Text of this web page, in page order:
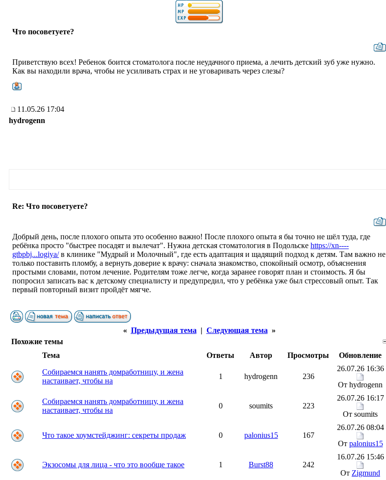
Что посоветуете?
Приветствую всех! Ребенок боится стоматолога после неудачного приема, а лечить детский зуб уже нужно.
Как вы находили врача, чтобы не усиливать страх и не уговаривать через слезы?
11.05.26 17:04
hydrogenn
Re: Что посоветуете?
Добрый день, после плохого опыта это особенно важно! После плохого опыта я бы точно не шёл туда, где
ребёнка просто "быстрее посадят и вылечат". Нужна детская стоматология в Подольске https://xn----
gtbpbj...logiya/в клинике "Мудрый и Молочный", где есть адаптация и щадящий подход к детям. Там важно не
только поставить пломбу, а вернуть доверие к врачу: сначала знакомство, спокойный осмотр, объяснения
простыми словами, потом лечение. Родителям тоже легче, когда заранее говорят план и стоимость. Я бы
попросил записать вас к детскому специалисту и предупредил, что у ребёнка уже был стрессовый опыт. Так
первый повторный визит пройдёт мягче.
« Предыдущая тема | Следующая тема »
Похожие темы
Тема
Ответы Автор Просмотры
Обновление
Собираемся нанять домработницу, и жена
настаивает, чтобы на
1 hydrogenn 236
26.07.26 16:36
От hydrogenn
Собираемся нанять домработницу, и жена
настаивает, чтобы на
0 soumits 223
26.07.26 16:17
От soumits
Что такое хоумстейджинг: секреты продаж 0 palonius15 167
26.07.26 08:04
От palonius15
Экзосомы для лица - что это вообще такое 1 Burst88 242
16.07.26 15:46
От Zigmund